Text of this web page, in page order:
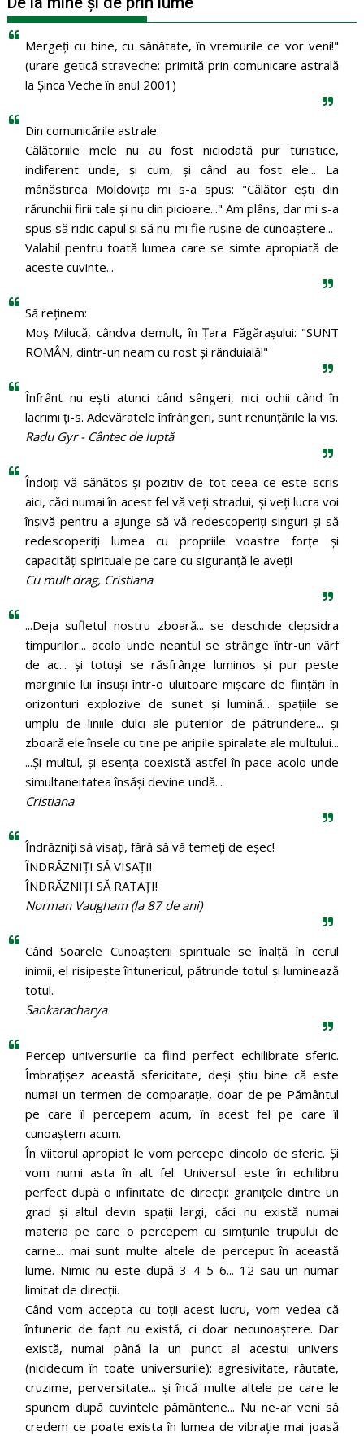
Mergeţi cu bine, cu sănătate, în vremurile ce vor veni!"
(urare getică straveche: primită prin comunicare astrală
la Şinca Veche în anul 2001)
Din comunicările astrale:
Călătoriile mele nu au fost niciodată pur turistice,
indiferent unde, și cum, și când au fost ele... La
mânăstirea Moldoviţa mi s-a spus: "Călător eşti din
rărunchii firii tale şi nu din picioare..." Am plâns, dar mi s-a
spus să ridic capul şi să nu-mi fie ruşine de cunoaştere...
Valabil pentru toată lumea care se simte apropiată de
aceste cuvinte...
Să reținem:
Moș Milucă, cândva demult, în Ţara Făgăraşului: "SUNT
ROMÂN, dintr-un neam cu rost şi rânduială!"
Înfrânt nu ești atunci când sângeri, nici ochii când în
lacrimi ți-s. Adevăratele înfrângeri, sunt renunțările la vis.
Radu Gyr - Cântec de luptă
Îndoiți-vă sănătos și pozitiv de tot ceea ce este scris
aici, căci numai în acest fel vă veți stradui, și veți lucra voi
înșivă pentru a ajunge să vă redescoperiți singuri și să
redescoperiți lumea cu propriile voastre forțe și
capacități spirituale pe care cu siguranță le aveți!
Cu mult drag, Cristiana
...Deja sufletul nostru zboară... se deschide clepsidra
timpurilor... acolo unde neantul se strânge într-un vârf
de ac... și totuși se răsfrânge luminos și pur peste
marginile lui însuși într-o uluitoare mișcare de ființări în
orizonturi explozive de sunet și lumină... spațiile se
umplu de liniile dulci ale puterilor de pătrundere... și
zboară ele însele cu tine pe aripile spiralate ale multului...
...Și multul, și esența coexistă astfel în pace acolo unde
simultaneitatea însăși devine undă...
Cristiana
Îndrăzniţi să visaţi, fără să vă temeţi de eşec!
ÎNDRĂZNIȚI SĂ VISAȚI!
ÎNDRĂZNIȚI SĂ RATAȚI!
Norman Vaugham (la 87 de ani)
Când Soarele Cunoaşterii spirituale se înalţă în cerul
inimii, el risipeşte întunericul, pătrunde totul şi luminează
totul.
Sankaracharya
Percep universurile ca fiind perfect echilibrate sferic.
Îmbrațișez această sfericitate, deși știu bine că este
numai un termen de comparație, doar de pe Pământul
pe care îl percepem acum, în acest fel pe care îl
cunoaștem acum.
În viitorul apropiat le vom percepe dincolo de sferic. Și
vom numi asta în alt fel. Universul este în echilibru
perfect după o infinitate de direcții: granițele dintre un
grad și altul devin spații largi, căci nu există numai
materia pe care o percepem cu simțurile trupului de
carne... mai sunt multe altele de perceput în această
lume. Nimic nu este după 3 4 5 6... 12 sau un numar
limitat de direcții.
Când vom accepta cu toții acest lucru, vom vedea că
întuneric de fapt nu există, ci doar necunoaștere. Dar
există, numai până la un punct al acestui univers
(nicidecum în toate universurile): agresivitate, răutate,
cruzime, perversitate... și încă multe altele pe care le
spunem după cuvintele pământene... Nu ne-ar veni să
credem ce poate exista în lumea de vibrație mai joasă